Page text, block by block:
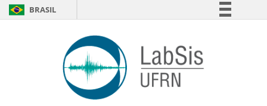
BRASIL
Comunica BR
Participe
Acesso à informação